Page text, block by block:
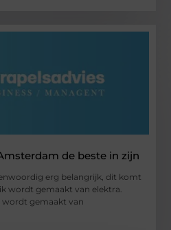
de beste in zijn
erg belangrijk, dit komt
wordt gemaakt van elektra.
wordt gemaakt van